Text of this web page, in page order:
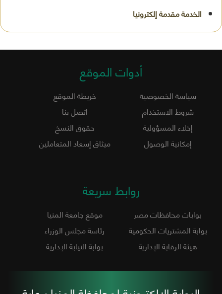
أدوات الموقع
سياسة الخصوصية
خريطة الموقع
شروط الاستخدام
اتصل بنا
إخلاء المسؤولية
حقوق النسخ
إمكانية الوصول
ميثاق إسعاد المتعاملين
روابط سريعة
بوابات محافظات مصر
موقع جامعة المنيا
بوابة المشتريات الحكومية
رئاسة مجلس الوزراء
هيئة الرقابة الإدارية
بوابة النيابة الإدارية